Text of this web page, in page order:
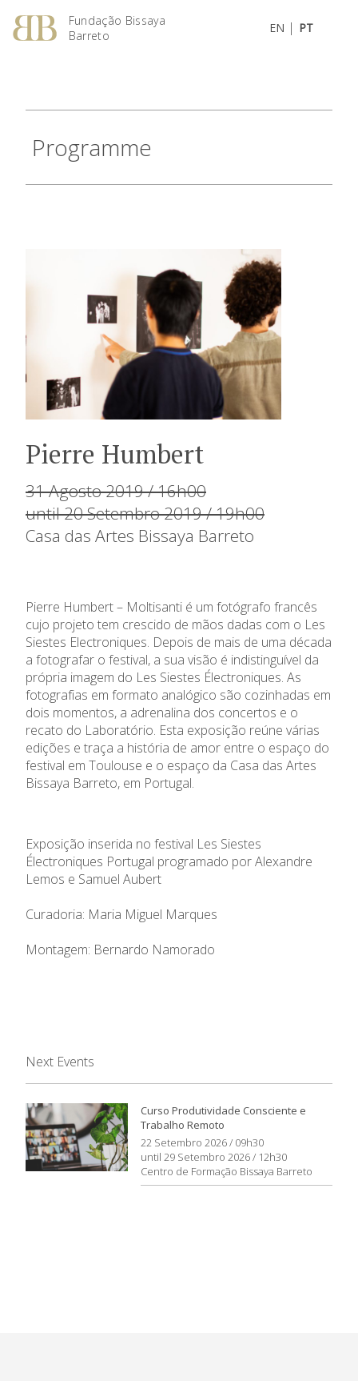
Fundação Bissaya
Barreto
EN | PT
Programme
Pierre Humbert
31 Agosto 2019 / 16h00
until 20 Setembro 2019 / 19h00
Casa das Artes Bissaya Barreto
Pierre Humbert – Moltisanti é um fotógrafo francês
cujo projeto tem crescido de mãos dadas com o Les
Siestes Electroniques. Depois de mais de uma década
a fotografar o festival, a sua visão é indistinguível da
própria imagem do Les Siestes Électroniques. As
fotografias em formato analógico são cozinhadas em
dois momentos, a adrenalina dos concertos e o
recato do Laboratório. Esta exposição reúne várias
edições e traça a história de amor entre o espaço do
festival em Toulouse e o espaço da Casa das Artes
Bissaya Barreto, em Portugal.
Exposição inserida no festival Les Siestes
Électroniques Portugal programado por Alexandre
Lemos e Samuel Aubert
Curadoria: Maria Miguel Marques
Montagem: Bernardo Namorado
Next Events
Curso Produtividade Consciente e
Trabalho Remoto
22 Setembro 2026 / 09h30
until 29 Setembro 2026 / 12h30
Centro de Formação Bissaya Barreto